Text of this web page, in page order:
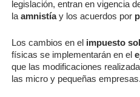
legislación, entran en vigencia
la amnistíay los acuerdos por
Los cambios en el impuesto
físicas se implementarán en el
que las modificaciones
las micro y pequeñas empresas.